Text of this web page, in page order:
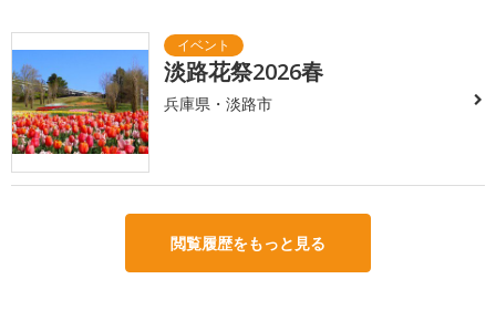
淡路花祭2026春
兵庫県・淡路市
閲覧履歴をもっと見る